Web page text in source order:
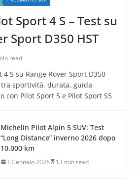
Sport 4 S – Test su
Sport D350 HST
read
S su Range Rover Sport D350
tra sportività, durata, guida
con Pilot Sport 5 e Pilot Sport S5
Michelin Pilot Alpin 5 SUV: Test
“Long Distance” inverno 2026 dopo
10.000 km
3 Gennaio 2026 13 min read